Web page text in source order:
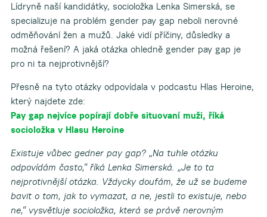
Lídryně naší kandidátky, socioložka Lenka Simerská, se
specializuje na problém gender pay gap neboli nerovné
odměňování žen a mužů. Jaké vidí příčiny, důsledky a
možná řešení? A jaká otázka ohledně gender pay gap je
pro ni ta nejprotivnější?
Přesně na tyto otázky odpovídala v podcastu Hlas Heroine,
který najdete zde:
Pay gap nejvíce popírají dobře situovaní muži, říká
socioložka v Hlasu Heroine
Existuje vůbec gedner pay gap? „Na tuhle otázku
odpovídám často,“ říká Lenka Simerská. „Je to ta
nejprotivnější otázka. Vždycky doufám, že už se budeme
bavit o tom, jak to vymazat, a ne, jestli to existuje, nebo
ne,“ vysvětluje socioložka, která se právě nerovným